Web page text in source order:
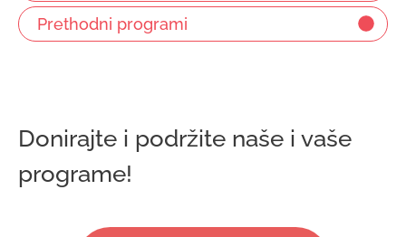
Prethodni programi
Donirajte i podržite naše i vaše
programe!